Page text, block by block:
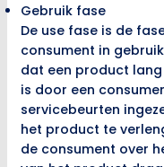
Gebruik fase
De use fase is de
consument in
dat een product
is door een
servicebeurten
het product te
de consument over